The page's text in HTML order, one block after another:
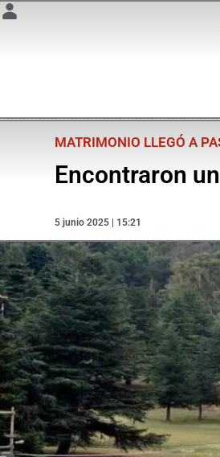
MATRIMONIO LLEGÓ A
Encontraron
5 junio 2025 | 15:21